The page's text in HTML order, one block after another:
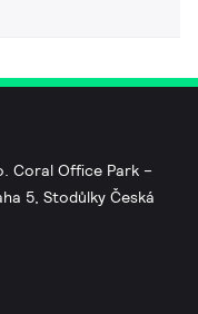
Coral Office Park –
5, Stodůlky Česká